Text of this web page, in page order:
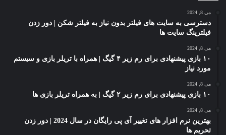
می 8, 2024
دسترسی به سایت های فیلتر بدون نیاز به فیلتر شکن | دور زدن
فیلترینگ سایت ها
می 8, 2024
۱۰ بازی پیشنهادی برای رم زیر ۴ گیگ | همراه با تریلر بازی و سیستم
مورد نیاز
می 8, 2024
۱۰ بازی پیشنهادی برای رم زیر ۲ گیگ | به همراه تریلر بازی ها
می 8, 2024
بهترین نرم افزار های تغییر آی پی رایگان در سال 2024 | دور زدن
تحریم ها